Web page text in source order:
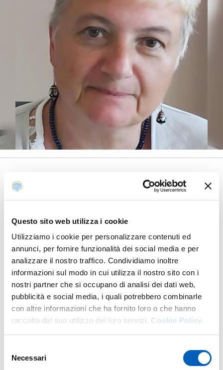
Questo sito web utilizza i cookie
Utilizziamo i cookie per personalizzare contenuti ed
annunci, per fornire funzionalità dei social media e per
analizzare il nostro traffico. Condividiamo inoltre
informazioni sul modo in cui utilizza il nostro sito con i
nostri partner che si occupano di analisi dei dati web,
pubblicità e social media, i quali potrebbero combinarle
con altre informazioni che ha fornito loro o che hanno
raccolto dal suo utilizzo dei loro servizi. Cookie Policy.
delNecessari
UNITÀ ORGANIZZATIVA AFFERENTE:
DIPARTIMENTO DI GIURISPRUDENZA, STUDI POLITICI E
Contatti
Attività del docente
Calendario esami Orario delle lezioni
Insegnamenti